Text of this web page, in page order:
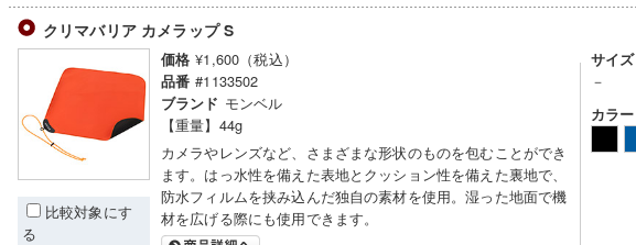
クリマバリア カメラップ S
比較対象にす
る
価格 ¥1,600（税込）
品番 #1133502
ブランド モンベル
【重量】44g
カメラやレンズなど、さまざまな形状のものを包むことができ
ます。はっ水性を備えた表地とクッション性を備えた裏地で、
防水フィルムを挟み込んだ独自の素材を使用。湿った地面で機
材を広げる際にも使用できます。
サイズ
－
カラー